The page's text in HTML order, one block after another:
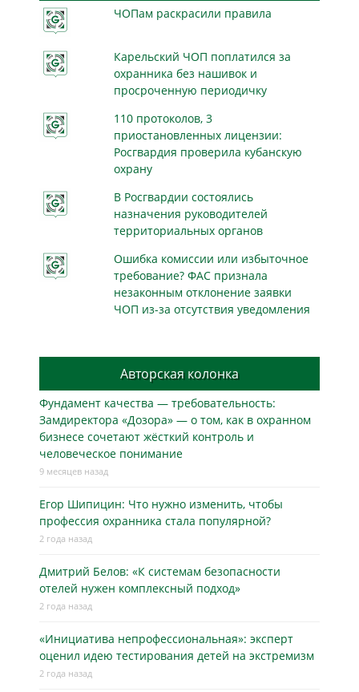
ЧОПам раскрасили правила
Карельский ЧОП поплатился за
охранника без нашивок и
просроченную периодичку
110 протоколов, 3
приостановленных лицензии:
Росгвардия проверила кубанскую
охрану
В Росгвардии состоялись
назначения руководителей
территориальных органов
Ошибка комиссии или избыточное
требование? ФАС признала
незаконным отклонение заявки
ЧОП из-за отсутствия уведомления
Авторская колонка
Фундамент качества — требовательность:
Замдиректора «Дозора» — о том, как в охранном
бизнесe сочетают жёсткий контроль и
человеческое понимание
9 месяцев назад
Егор Шипицин: Что нужно изменить, чтобы
профессия охранника стала популярной?
2 года назад
Дмитрий Белов: «К системам безопасности
отелей нужен комплексный подход»
2 года назад
«Инициатива непрофессиональная»: эксперт
оценил идею тестирования детей на экстремизм
2 года назад